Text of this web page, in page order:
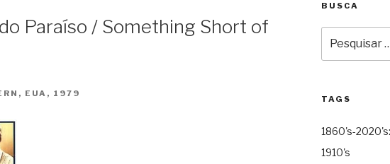
Paraíso / Something Short of
EUA, 1979
BUSCA
por:
TAGS
1860's-
1910's